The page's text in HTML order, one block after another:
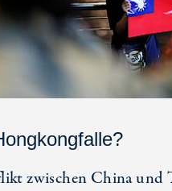
zwischen China und